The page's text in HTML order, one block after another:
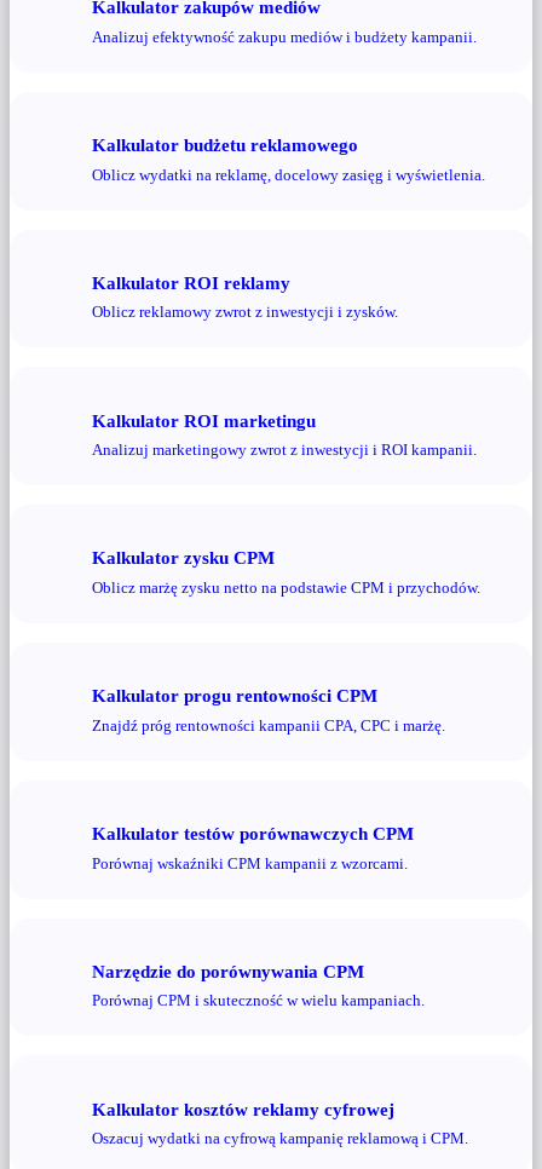
Kalkulator zakupów mediów
Analizuj efektywność zakupu mediów i budżety kampanii.
Kalkulator budżetu reklamowego
Oblicz wydatki na reklamę, docelowy zasięg i wyświetlenia.
Kalkulator ROI reklamy
Oblicz reklamowy zwrot z inwestycji i zysków.
Kalkulator ROI marketingu
Analizuj marketingowy zwrot z inwestycji i ROI kampanii.
Kalkulator zysku CPM
Oblicz marżę zysku netto na podstawie CPM i przychodów.
Kalkulator progu rentowności CPM
Znajdź próg rentowności kampanii CPA, CPC i marżę.
Kalkulator testów porównawczych CPM
Porównaj wskaźniki CPM kampanii z wzorcami.
Narzędzie do porównywania CPM
Porównaj CPM i skuteczność w wielu kampaniach.
Kalkulator kosztów reklamy cyfrowej
Oszacuj wydatki na cyfrową kampanię reklamową i CPM.